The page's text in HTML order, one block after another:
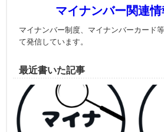
マイナンバー関連
マイナンバー制度、マイナンバーカード
て発信しています。
最近書いた記事